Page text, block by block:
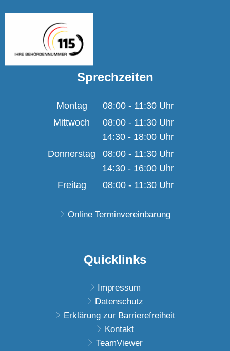
Sprechzeiten
Montag 08:00- 11:30Uhr
Von 08:00 bis 11:30
Mittwoch 08:00- 11:30Uhr
Von 08:00 bis 11:30
14:30 - 18:00 Uhr
Von 14:30 bis 18:00
Donnerstag 08:00- 11:30Uhr
Von 08:00 bis 11:30
14:30 - 16:00 Uhr
Von 14:30 bis 16:00
Freitag 08:00- 11:30Uhr
Online Terminvereinbarung
Quicklinks
Impressum
Datenschutz
Erklärung zur Barrierefreiheit
Kontakt
TeamViewer